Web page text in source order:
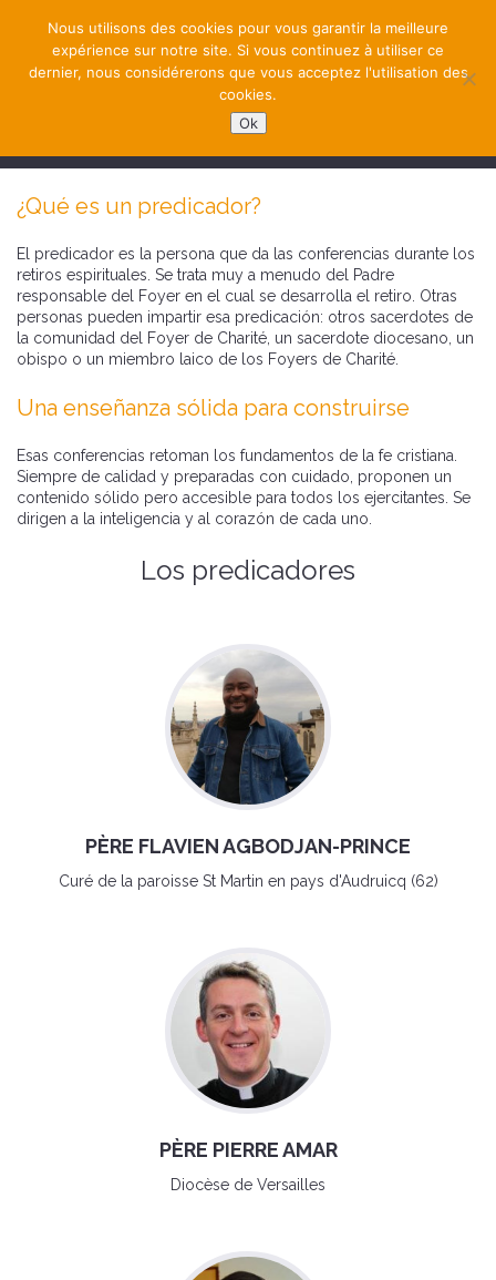
¿Qué es un predicador?
El predicador es la persona que da las conferencias durante los
retiros espirituales. Se trata muy a menudo del Padre
responsable del Foyer en el cual se desarrolla el retiro. Otras
personas pueden impartir esa predicación: otros sacerdotes de
la comunidad del Foyer de Charité, un sacerdote diocesano, un
obispo o un miembro laico de los Foyers de Charité.
Una enseñanza sólida para construirse
Esas conferencias retoman los fundamentos de la fe cristiana.
Siempre de calidad y preparadas con cuidado, proponen un
contenido sólido pero accesible para todos los ejercitantes. Se
dirigen a la inteligencia y al corazón de cada uno.
Los predicadores
PÈRE FLAVIEN AGBODJAN-PRINCE
Curé de la paroisse St Martin en pays d'Audruicq (62)
PÈRE PIERRE AMAR
Diocèse de Versailles
Nous utilisons des cookies pour vous garantir la meilleure
expérience sur notre site. Si vous continuez à utiliser ce
dernier, nous considérerons que vous acceptez l'utilisation des
cookies.
Ok